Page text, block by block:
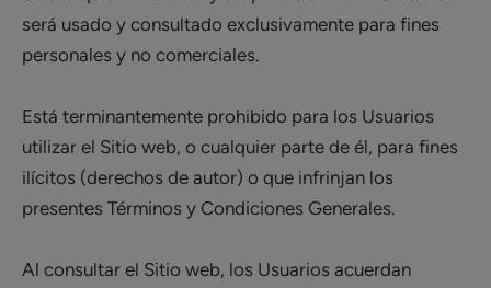
será usado y consultado exclusivamente para fines
personales y no comerciales.
Está terminantemente prohibido para los Usuarios
utilizar el Sitio web, o cualquier parte de él, para fines
ilícitos (derechos de autor) o que infrinjan los
presentes Términos y Condiciones Generales.
Al consultar el Sitio web, los Usuarios acuerdan